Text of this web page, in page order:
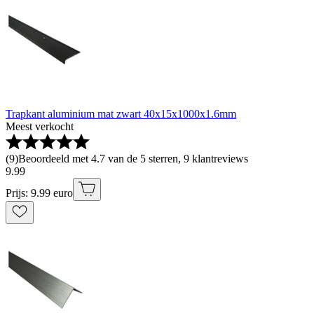
Trapkant aluminium mat zwart 40x15x1000x1.6mm
Meest verkocht
(9)Beoordeeld met 4.7 van de 5 sterren, 9 klantreviews
9.99
Prijs: 9.99 euro